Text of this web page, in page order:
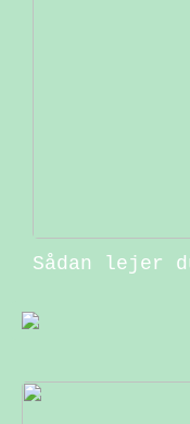
Sådan lejer